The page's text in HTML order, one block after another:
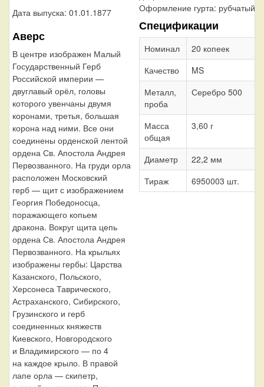
Дата выпуска: 01.01.1877
Аверс
В центре изображен Малый
Государственный Герб
Российской империи —
двуглавый орёл, головы
которого увенчаны двумя
коронами, третья, большая
корона над ними. Все они
соединены орденской лентой
ордена Св. Апостола Андрея
Первозванного. На груди орла
расположен Московский
герб — щит с изображением
Георгия Победоносца,
поражающего копьем
дракона. Вокруг щита цепь
ордена Св. Апостола Андрея
Первозванного. На крыльях
изображены гербы: Царства
Казанского, Польского,
Херсонеса Таврического,
Астраханского, Сибирского,
Грузинского и герб
соединенных княжеств
Киевского, Новгородского
и Владимирского — по 4
на каждое крыло. В правой
лапе орла — скипетр,
Оформление гурта: рубчатый
Спецификации
Номинал
20 копеек
Качество
MS
Металл,
проба
Серебро 500
Масса
общая
3,60 г
Диаметр
22,2 мм
Тираж
6950003 шт.